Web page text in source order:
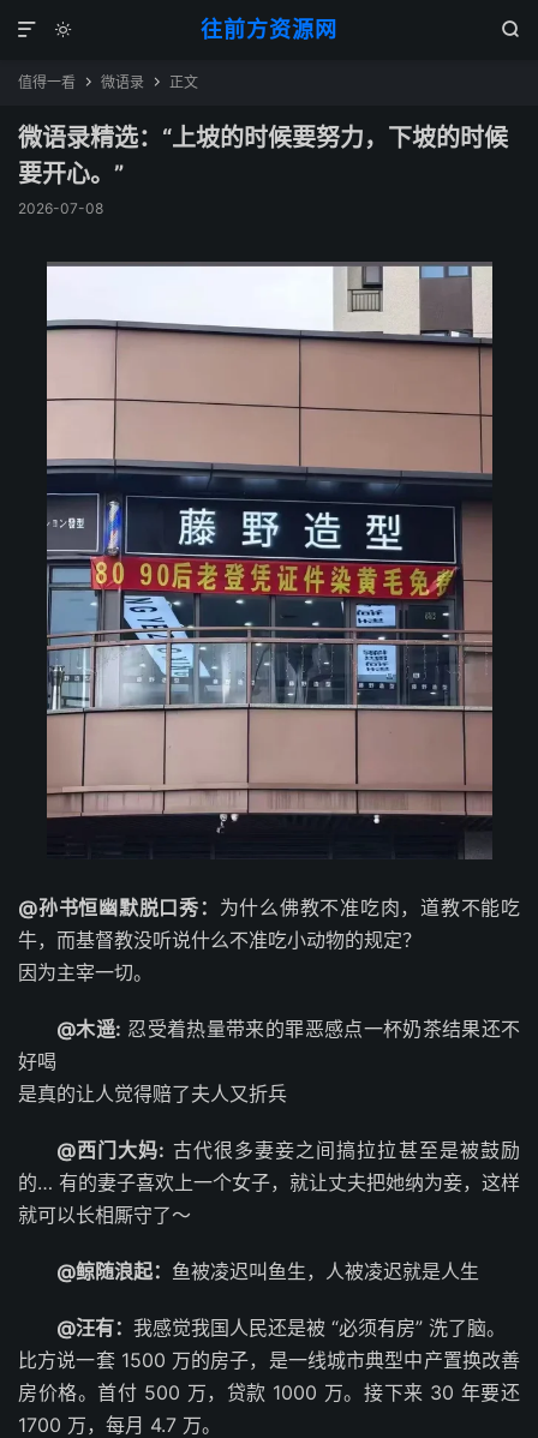
往前方资源网
 

值得一看  微语录  正文
微语录精选：“上坡的时候要努力，下坡的时候
要开心。”
2026-07-08
@孙书恒幽默脱口秀： 为什么佛教不准吃肉，道教不能吃
牛，而基督教没听说什么不准吃小动物的规定？
因为主宰一切。
@木遥: 忍受着热量带来的罪恶感点一杯奶茶结果还不
好喝
是真的让人觉得赔了夫人又折兵 ​​​
@西门大妈: 古代很多妻妾之间搞拉拉甚至是被鼓励
的… 有的妻子喜欢上一个女子，就让丈夫把她纳为妾，这样
就可以长相厮守了～
@鲸随浪起： 鱼被凌迟叫鱼生，人被凌迟就是人生 ​​​
@汪有： 我感觉我国人民还是被 “必须有房” 洗了脑。
比方说一套 1500 万的房子，是一线城市典型中产置换改善
房价格。首付 500 万，贷款 1000 万。接下来 30 年要还
1700 万，每月 4.7 万。